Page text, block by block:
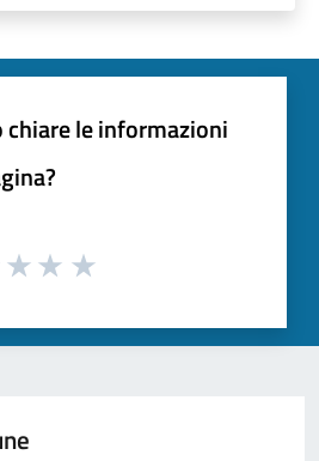
chiare le informazioni